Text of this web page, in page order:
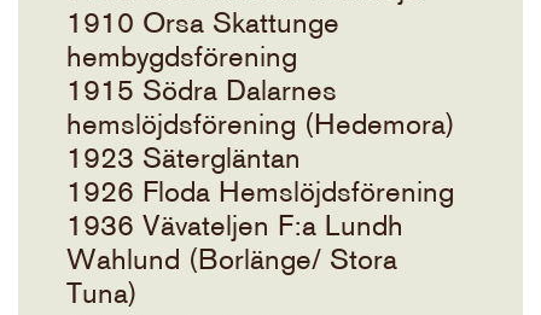
1910 Orsa Skattunge
hembygdsförening
1915 Södra Dalarnes
hemslöjdsförening (Hedemora)
1923 Sätergläntan
1926 Floda Hemslöjdsförening
1936 Vävateljen F:a Lundh
Wahlund (Borlänge/ Stora
Tuna)